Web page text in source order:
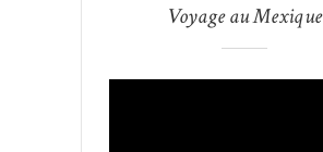
Voyage au Mexique